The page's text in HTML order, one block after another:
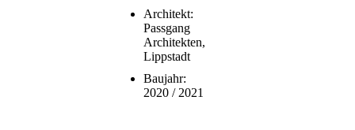
Architekt:
Passgang
Architekten,
Lippstadt
Baujahr:
2020 / 2021